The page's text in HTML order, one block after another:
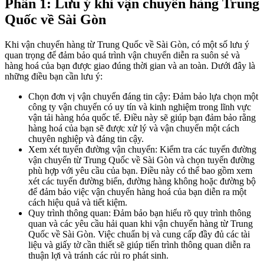
Phần 1: Lưu ý khi vận chuyển hàng Trung
Quốc về Sài Gòn
Khi vận chuyển hàng từ Trung Quốc về Sài Gòn, có một số lưu ý
quan trọng để đảm bảo quá trình vận chuyển diễn ra suôn sẻ và
hàng hoá của bạn được giao đúng thời gian và an toàn. Dưới đây là
những điều bạn cần lưu ý:
Chọn đơn vị vận chuyển đáng tin cậy: Đảm bảo lựa chọn một
công ty vận chuyển có uy tín và kinh nghiệm trong lĩnh vực
vận tải hàng hóa quốc tế. Điều này sẽ giúp bạn đảm bảo rằng
hàng hoá của bạn sẽ được xử lý và vận chuyển một cách
chuyên nghiệp và đáng tin cậy.
Xem xét tuyến đường vận chuyển: Kiểm tra các tuyến đường
vận chuyển từ Trung Quốc về Sài Gòn và chọn tuyến đường
phù hợp với yêu cầu của bạn. Điều này có thể bao gồm xem
xét các tuyến đường biển, đường hàng không hoặc đường bộ
để đảm bảo việc vận chuyển hàng hoá của bạn diễn ra một
cách hiệu quả và tiết kiệm.
Quy trình thông quan: Đảm bảo bạn hiểu rõ quy trình thông
quan và các yêu cầu hải quan khi vận chuyển hàng từ Trung
Quốc về Sài Gòn. Việc chuẩn bị và cung cấp đầy đủ các tài
liệu và giấy tờ cần thiết sẽ giúp tiến trình thông quan diễn ra
thuận lợi và tránh các rủi ro phát sinh.